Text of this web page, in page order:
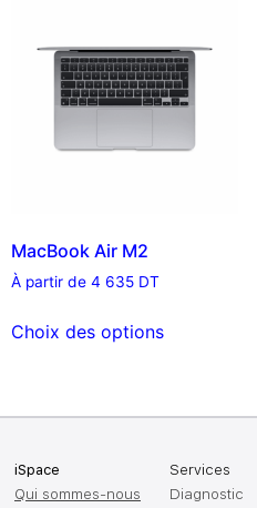
MacBook Air M2
À partir de 4 635 DT
Choix des options
iSpace
Qui sommes-nous
Services
Diagnostic